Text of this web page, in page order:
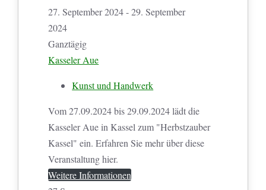
27. September 2024 - 29. September
2024
Ganztägig
Kasseler Aue
Kunst und Handwerk
Vom 27.09.2024 bis 29.09.2024 lädt die
Kasseler Aue in Kassel zum "Herbstzauber
Kassel" ein. Erfahren Sie mehr über diese
Veranstaltung hier.
Weitere Informationen